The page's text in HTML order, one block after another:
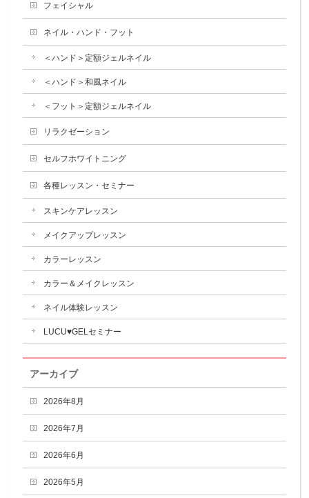
フェイシャル
ネイル・ハンド・フット
＜ハンド＞定額ジェルネイル
＜ハンド＞和風ネイル
＜フット＞定額ジェルネイル
リラクゼーション
セルフホワイトニング
各種レッスン・セミナー
スキンケアレッスン
メイクアップレッスン
カラーレッスン
カラー＆メイクレッスン
ネイル体験レッスン
LUCU♥GELセミナー
アーカイブ
2026年8月
2026年7月
2026年6月
2026年5月